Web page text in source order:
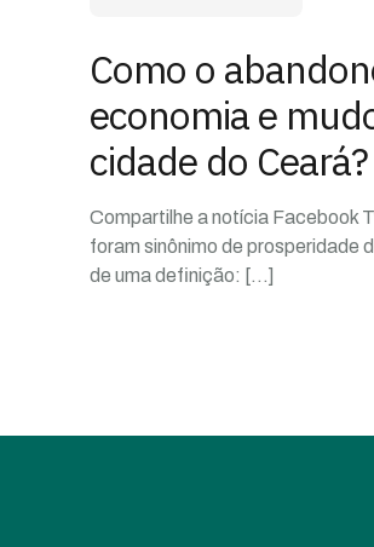
Como o
economia e
cidade do Ceará?
Compartilhe a notícia Facebook
foram sinônimo de prosperidade
de uma definição: […]